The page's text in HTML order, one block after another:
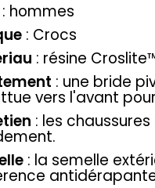
: hommes
: Crocs
: résine
: une bride
vers l'avant
: les
: la semelle